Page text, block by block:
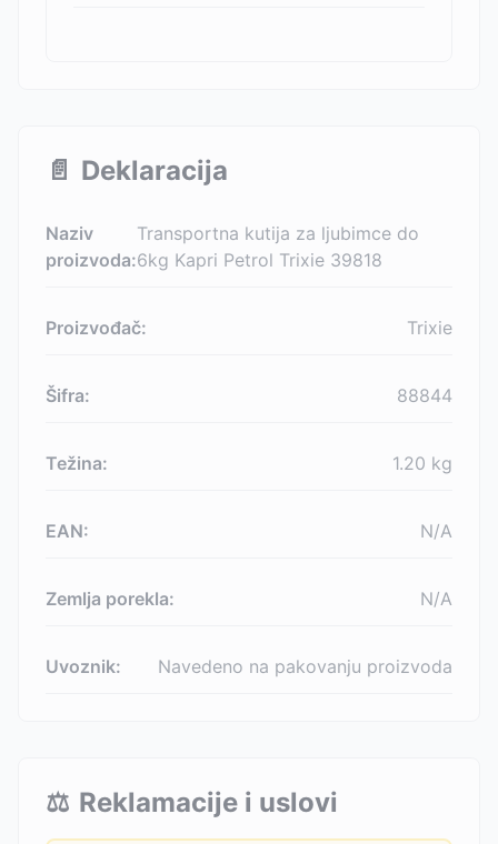
📄 Deklaracija
Naziv
proizvoda:
Transportna kutija za ljubimce do
6kg Kapri Petrol Trixie 39818
Proizvođač: Trixie
Šifra: 88844
Težina: 1.20 kg
EAN: N/A
Zemlja porekla: N/A
Uvoznik: Navedeno na pakovanju proizvoda
⚖️ Reklamacije i uslovi